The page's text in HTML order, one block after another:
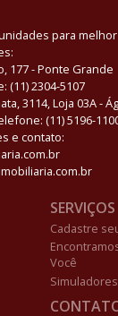
para melhor
177 - Ponte Grande
2304-5107
3114, Loja 03A -
(11) 5196-
e contato:
SERVIÇOS
Cadastre
Você
Simuladores